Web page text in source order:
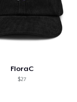
FloraC
$27